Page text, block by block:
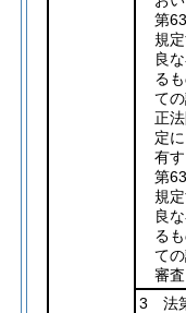
第
規
良
る
て
正
定
有
第
規
良
る
て
審査
3 法